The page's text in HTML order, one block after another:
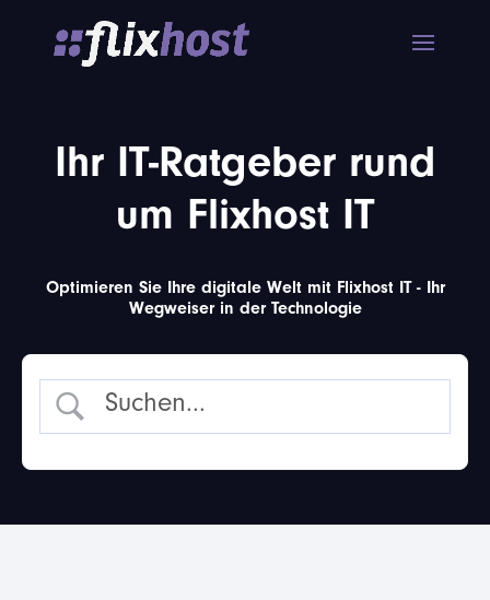
Ihr IT-Ratgeber rund
um Flixhost IT
Optimieren Sie Ihre digitale Welt mit Flixhost IT - Ihr
Wegweiser in der Technologie